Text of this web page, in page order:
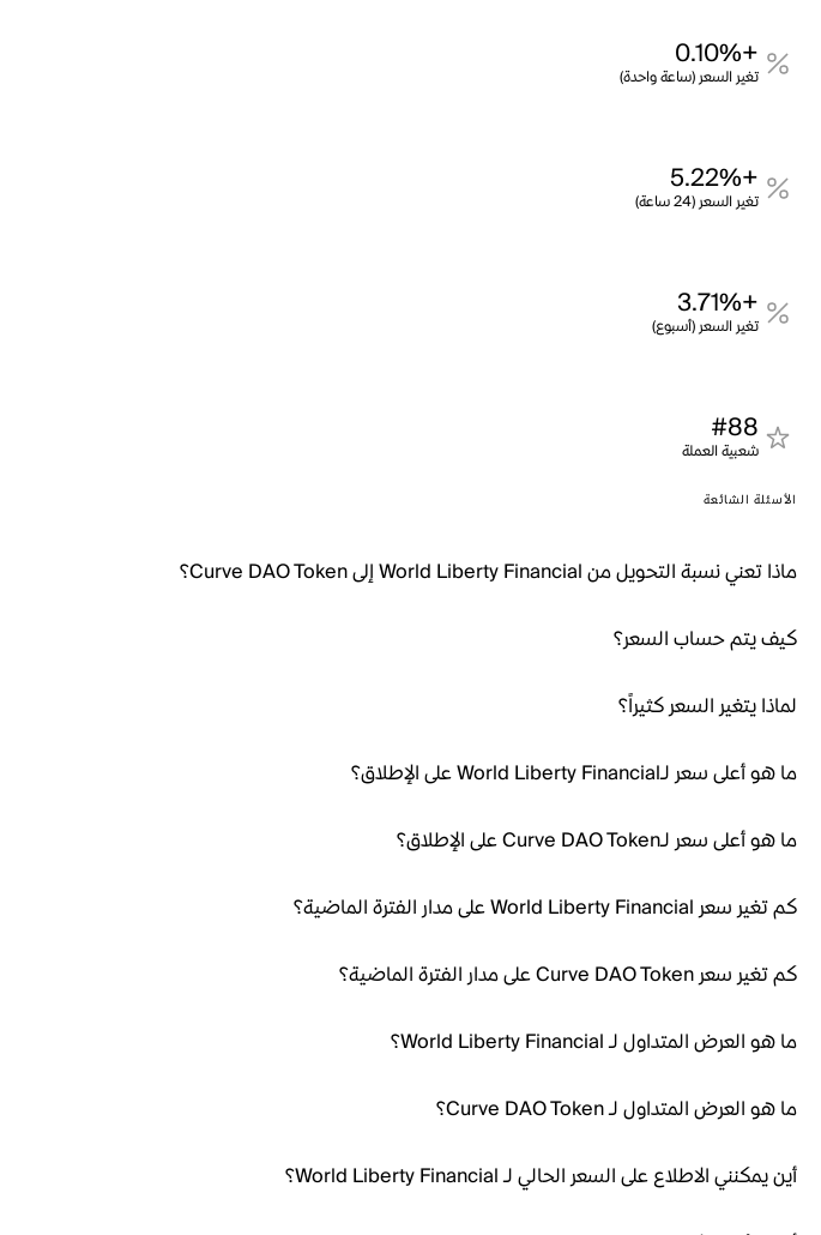
+0.10%
تغير السعر (ساعة واحدة)
+5.22%
تغير السعر (24 ساعة)
+3.71%
تغير السعر (أسبوع)
#88
شعبية العملة
الأسئلة الشائعة
ماذا تعني نسبة التحويل من World Liberty Financial إلى Curve DAO Token؟
كيف يتم حساب السعر؟
لماذا يتغير السعر كثيراً؟
ما هو أعلى سعر لـWorld Liberty Financial على الإطلاق؟
ما هو أعلى سعر لـCurve DAO Token على الإطلاق؟
كم تغير سعر World Liberty Financial على مدار الفترة الماضية؟
كم تغير سعر Curve DAO Token على مدار الفترة الماضية؟
ما هو العرض المتداول لـ World Liberty Financial؟
ما هو العرض المتداول لـ Curve DAO Token؟
أين يمكنني الاطلاع على السعر الحالي لـ World Liberty Financial؟